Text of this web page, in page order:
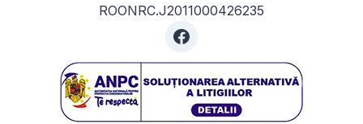
ROONRC.J2011000426235